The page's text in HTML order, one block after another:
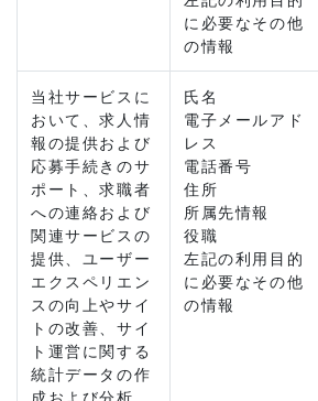
に必要なその他
の情報
当社サービスに
おいて、求人情
報の提供および
応募手続きのサ
ポート、求職者
への連絡および
関連サービスの
提供、ユーザー
エクスペリエン
スの向上やサイ
トの改善、サイ
ト運営に関する
統計データの作
氏名
電子メールアド
レス
電話番号
住所
所属先情報
役職
左記の利用目的
に必要なその他
の情報